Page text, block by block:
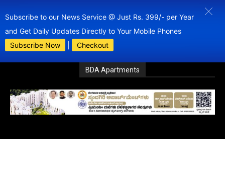
Subscribe to our News Service @ Just Rs. 399/- per Year
and Get Daily Updates Directly to Your Mobile Phones
Subscribe Now
Checkout
BDA Apartments